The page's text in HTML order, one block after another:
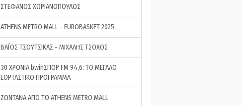
ΣΤΕΦΑΝΟΣ ΧΩΡΙΑΝΟΠΟΥΛΟΣ
ATHENS METRO MALL - EUROBASKET 2025
ΒΑΪΟΣ ΤΣΟΥΤΣΙΚΑΣ - ΜΙΧΑΛΗΣ ΤΣΟΧΟΣ
30 ΧΡΟΝΙΑ bwinΣΠΟΡ FM 94,6: ΤΟ ΜΕΓΑΛΟ
ΕΟΡΤΑΣΤΙΚΟ ΠΡΟΓΡΑΜΜΑ
ΖΩΝΤΑΝΑ ΑΠΟ ΤΟ ATHENS METRO MALL